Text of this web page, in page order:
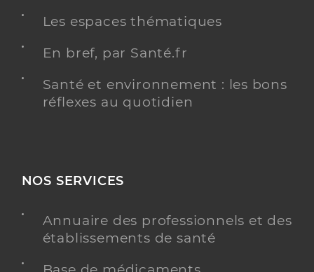
Les espaces thématiques
En bref, par Santé.fr
Santé et environnement : les bons
réflexes au quotidien
NOS SERVICES
Annuaire des professionnels et des
établissements de santé